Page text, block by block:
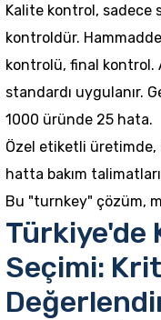
Kalite kontrol, sadece
kontroldür.
kontrolü, final kontrol.
standardı uygulanır.
1000 üründe 25 hata.
Özel etiketli üretimde,
hatta bakım
Bu "turnkey" çözüm,
Türkiye'de
Seçimi: